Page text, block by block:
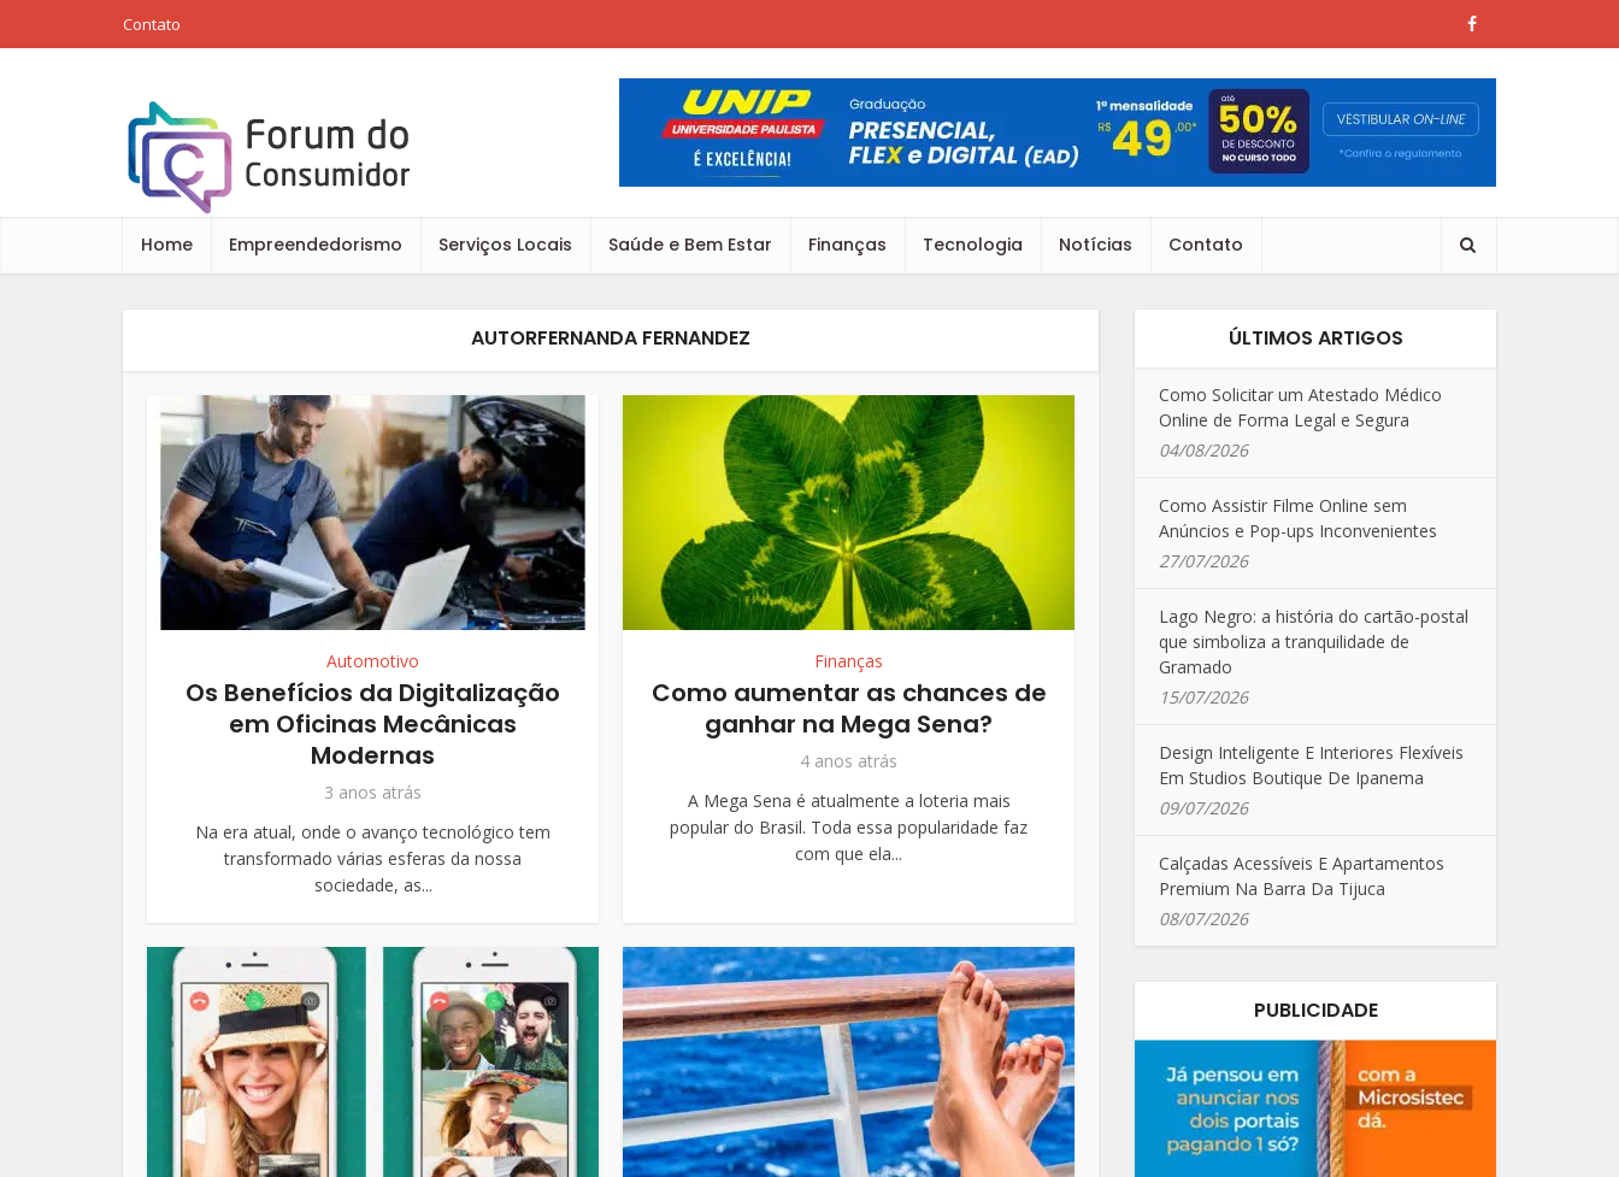
Contato
Home Empreendedorismo Serviços Locais Saúde e Bem Estar Finanças Tecnologia Notícias Contato
AUTORFERNANDA FERNANDEZ
Automotivo
Os Benefícios da Digitalização
em Oficinas Mecânicas
Modernas
3 anos atrás
Na era atual, onde o avanço tecnológico tem
transformado várias esferas da nossa
sociedade, as...
Finanças
Como aumentar as chances de
ganhar na Mega Sena?
4 anos atrás
A Mega Sena é atualmente a loteria mais
popular do Brasil. Toda essa popularidade faz
com que ela...
ÚLTIMOS ARTIGOS
Como Solicitar um Atestado Médico
Online de Forma Legal e Segura
04/08/2026
Como Assistir Filme Online sem
Anúncios e Pop-ups Inconvenientes
27/07/2026
Lago Negro: a história do cartão-postal
que simboliza a tranquilidade de
Gramado
15/07/2026
Design Inteligente E Interiores Flexíveis
Em Studios Boutique De Ipanema
09/07/2026
Calçadas Acessíveis E Apartamentos
Premium Na Barra Da Tijuca
08/07/2026
PUBLICIDADE